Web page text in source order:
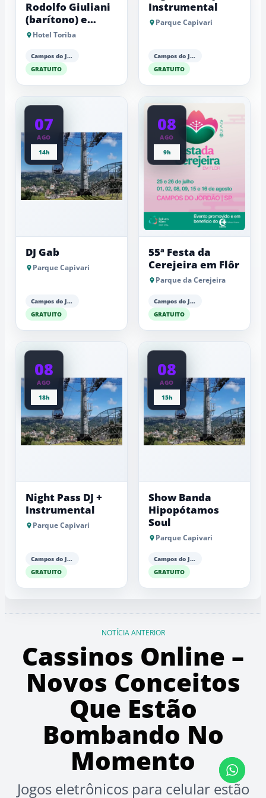
Rodolfo Giuliani
(barítono) e
Antonio Luiz
Hotel Toriba
Campos do Jordão
GRATUITO
Instrumental
Parque Capivari
Campos do Jordão
GRATUITO
07
AGO
14h
DJ Gab
Parque Capivari
Campos do Jordão
GRATUITO
08
AGO
9h
55ª Festa da
Cerejeira em Flôr
Parque da Cerejeira
Campos do Jordão
GRATUITO
08
AGO
18h
Night Pass DJ +
Instrumental
Parque Capivari
Campos do Jordão
GRATUITO
08
AGO
15h
Show Banda
Hipopótamos
Soul
Parque Capivari
Campos do Jordão
GRATUITO
NOTÍCIA ANTERIOR
Cassinos Online –
Novos Conceitos
Que Estão
Bombando No
Momento
Jogos eletrônicos para celular estão